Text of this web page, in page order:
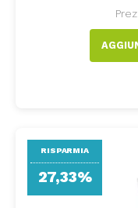
RISPARMIA
27,33%